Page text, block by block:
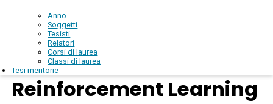
Anno
Soggetti
Tesisti
Relatori
Corsi di laurea
Classi di laurea
Tesi meritorie
Reinforcement Learning